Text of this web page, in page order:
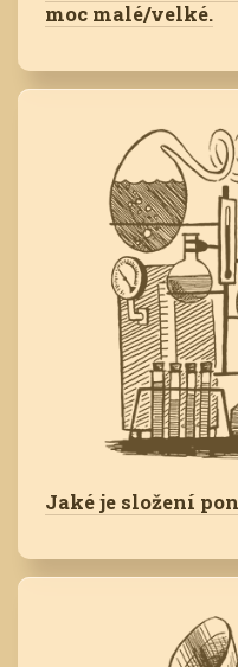
moc malé/velké.
Jaké je složení